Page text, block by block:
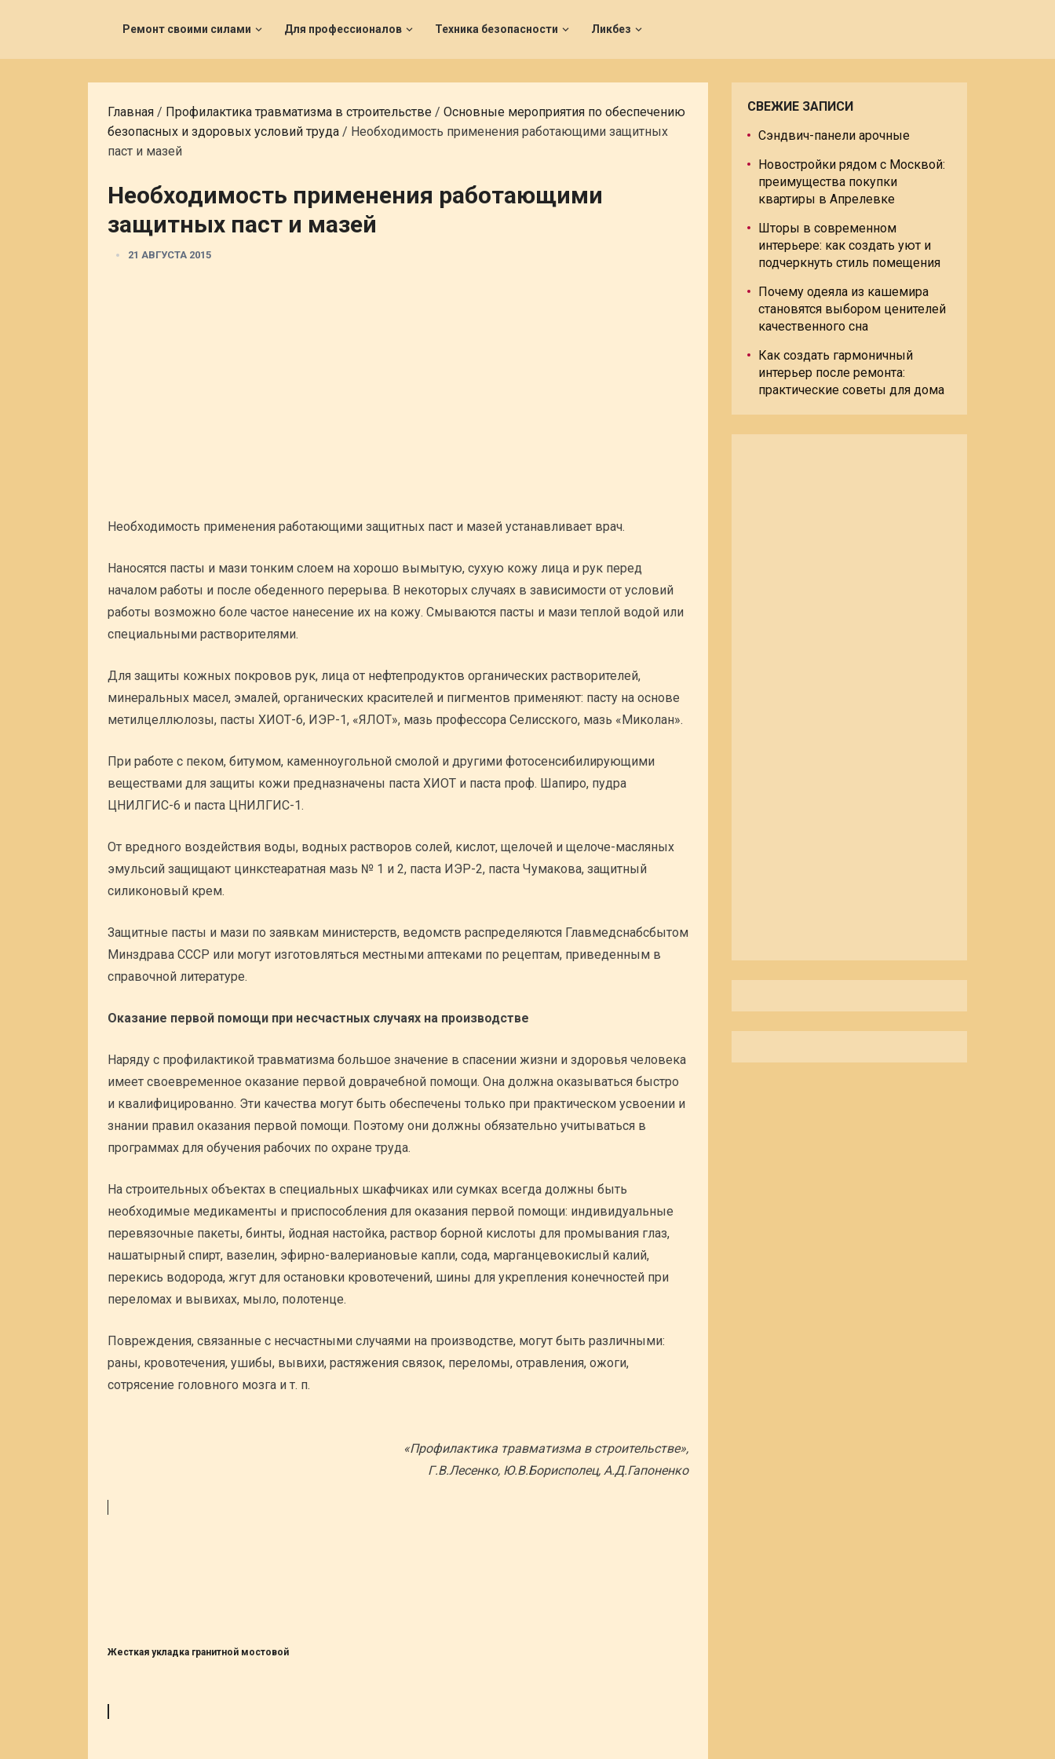
Ремонт своими силами Для профессионалов Техника безопасности Ликбез
Главная / Профилактика травматизма в строительстве / Основные мероприятия по обеспечению
безопасных и здоровых условий труда / Необходимость применения работающими защитных
паст и мазей
Необходимость применения работающими
защитных паст и мазей
21 АВГУСТА 2015
Необходимость применения работающими защитных паст и мазей устанавливает врач.
Наносятся пасты и мази тонким слоем на хорошо вымытую, сухую кожу лица и рук перед
началом работы и после обеденного перерыва. В некоторых случаях в зависимости от условий
работы возможно боле частое нанесение их на кожу. Смываются пасты и мази теплой водой или
специальными растворителями.
Для защиты кожных покровов рук, лица от нефтепродуктов органических растворителей,
минеральных масел, эмалей, органических красителей и пигментов применяют: пасту на основе
метилцеллюлозы, пасты ХИОТ-6, ИЭР-1, «ЯЛОТ», мазь профессора Селисского, мазь «Миколан».
При работе с пеком, битумом, каменноугольной смолой и другими фотосенсибилирующими
веществами для защиты кожи предназначены паста ХИОТ и паста проф. Шапиро, пудра
ЦНИЛГИС-6 и паста ЦНИЛГИС-1.
От вредного воздействия воды, водных растворов солей, кислот, щелочей и щелоче-масляных
эмульсий защищают цинкстеаратная мазь № 1 и 2, паста ИЭР-2, паста Чумакова, защитный
силиконовый крем.
Защитные пасты и мази по заявкам министерств, ведомств распределяются Главмедснабсбытом
Минздрава СССР или могут изготовляться местными аптеками по рецептам, приведенным в
справочной литературе.
Оказание первой помощи при несчастных случаях на производстве
Наряду с профилактикой травматизма большое значение в спасении жизни и здоровья человека
имеет своевременное оказание первой доврачебной помощи. Она должна оказываться быстро
и квалифицированно. Эти качества могут быть обеспечены только при практическом усвоении и
знании правил оказания первой помощи. Поэтому они должны обязательно учитываться в
программах для обучения рабочих по охране труда.
На строительных объектах в специальных шкафчиках или сумках всегда должны быть
необходимые медикаменты и приспособления для оказания первой помощи: индивидуальные
перевязочные пакеты, бинты, йодная настойка, раствор борной кислоты для промывания глаз,
нашатырный спирт, вазелин, эфирно-валериановые капли, сода, марганцевокислый калий,
перекись водорода, жгут для остановки кровотечений, шины для укрепления конечностей при
переломах и вывихах, мыло, полотенце.
Повреждения, связанные с несчастными случаями на производстве, могут быть различными:
раны, кровотечения, ушибы, вывихи, растяжения связок, переломы, отравления, ожоги,
сотрясение головного мозга и т. п.
«Профилактика травматизма в строительстве»,
Г.В.Лесенко, Ю.В.Борисполец, А.Д.Гапоненко
Жесткая укладка гранитной мостовой
СВЕЖИЕ ЗАПИСИ
Сэндвич-панели арочные
Новостройки рядом с Москвой:
преимущества покупки
квартиры в Апрелевке
Шторы в современном
интерьере: как создать уют и
подчеркнуть стиль помещения
Почему одеяла из кашемира
становятся выбором ценителей
качественного сна
Как создать гармоничный
интерьер после ремонта:
практические советы для дома